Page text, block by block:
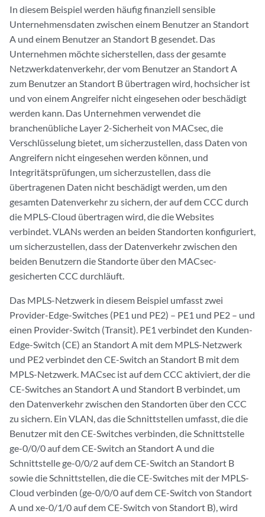
In diesem Beispiel werden häufig finanziell sensible
Unternehmensdaten zwischen einem Benutzer an Standort
A und einem Benutzer an Standort B gesendet. Das
Unternehmen möchte sicherstellen, dass der gesamte
Netzwerkdatenverkehr, der vom Benutzer an Standort A
zum Benutzer an Standort B übertragen wird, hochsicher ist
und von einem Angreifer nicht eingesehen oder beschädigt
werden kann. Das Unternehmen verwendet die
branchenübliche Layer 2-Sicherheit von MACsec, die
Verschlüsselung bietet, um sicherzustellen, dass Daten von
Angreifern nicht eingesehen werden können, und
Integritätsprüfungen, um sicherzustellen, dass die
übertragenen Daten nicht beschädigt werden, um den
gesamten Datenverkehr zu sichern, der auf dem CCC durch
die MPLS-Cloud übertragen wird, die die Websites
verbindet. VLANs werden an beiden Standorten konfiguriert,
um sicherzustellen, dass der Datenverkehr zwischen den
beiden Benutzern die Standorte über den MACsec-
gesicherten CCC durchläuft.
Das MPLS-Netzwerk in diesem Beispiel umfasst zwei
Provider-Edge-Switches (PE1 und PE2) – PE1 und PE2 – und
einen Provider-Switch (Transit). PE1 verbindet den Kunden-
Edge-Switch (CE) an Standort A mit dem MPLS-Netzwerk
und PE2 verbindet den CE-Switch an Standort B mit dem
MPLS-Netzwerk. MACsec ist auf dem CCC aktiviert, der die
CE-Switches an Standort A und Standort B verbindet, um
den Datenverkehr zwischen den Standorten über den CCC
zu sichern. Ein VLAN, das die Schnittstellen umfasst, die die
Benutzer mit den CE-Switches verbinden, die Schnittstelle
ge-0/0/0 auf dem CE-Switch an Standort A und die
Schnittstelle ge-0/0/2 auf dem CE-Switch an Standort B
sowie die Schnittstellen, die die CE-Switches mit der MPLS-
Cloud verbinden (ge-0/0/0 auf dem CE-Switch von Standort
A und xe-0/1/0 auf dem CE-Switch von Standort B), wird